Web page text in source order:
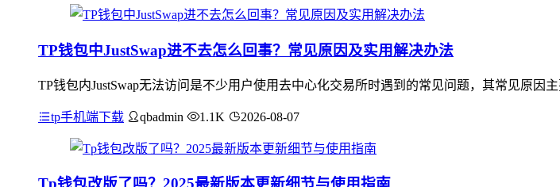
TP钱包中JustSwap进不去怎么回事？常见原因及实用解决办法
TP钱包内JustSwap无法访问是不少用户使用去中心化交易所时遇到的常见问题，其常见原
tp手机端下载 qbadmin 1.1K 2026-08-07
Tp钱包改版了吗？2025最新版本更新细节与使用指南